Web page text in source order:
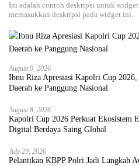
Ini adalah contoh deskripsi untuk
memasukkan deskripsi pada widget ini.
August 9, 2026
Ibnu Riza Apresiasi Kapolri Cup
Daerah ke Panggung Nasional
August 8, 2026
Kapolri Cup 2026 Perkuat Ekosistem
Digital Berdaya Saing Global
July 29, 2026
Pelantikan KBPP Polri Jadi Langkah